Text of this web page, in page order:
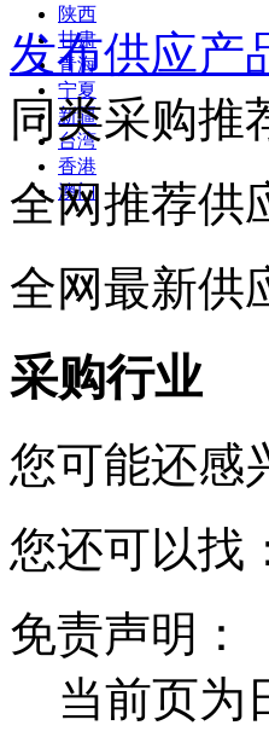
陕西
甘肃
青海
宁夏
新疆
台湾
香港
澳门
发布供应产
同类采购推
全网推荐供
全网最新供
采购行业
您可能还感
您还可以找
免责声明：
当前页为